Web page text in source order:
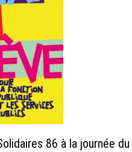
86 à la journée